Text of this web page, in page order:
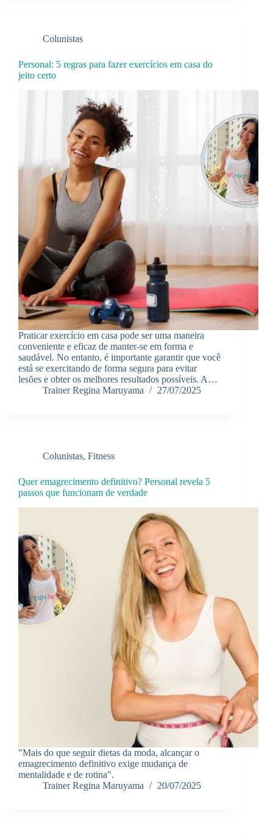
Colunistas
Personal: 5 regras para fazer exercícios em casa do
jeito certo
Praticar exercício em casa pode ser uma maneira
conveniente e eficaz de manter-se em forma e
saudável. No entanto, é importante garantir que você
está se exercitando de forma segura para evitar
lesões e obter os melhores resultados possíveis. A…
Trainer Regina Maruyama
27/07/2025
Colunistas, Fitness
Quer emagrecimento definitivo? Personal revela 5
passos que funcionam de verdade
"Mais do que seguir dietas da moda, alcançar o
emagrecimento definitivo exige mudança de
mentalidade e de rotina".
Trainer Regina Maruyama
20/07/2025